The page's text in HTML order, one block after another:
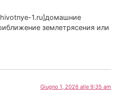
1.ru]домашние
землетрясения или
Giugno 1, 2026 alle 9:35 am